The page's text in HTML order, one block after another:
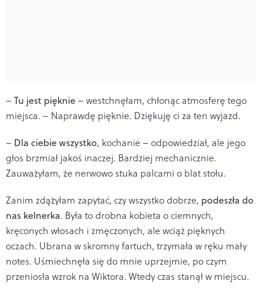
– Tu jest pięknie– westchnęłam, chłonąc atmosferę tego
miejsca. – Naprawdę pięknie. Dziękuję ci za ten wyjazd.
– Dla ciebie wszystko, kochanie – odpowiedział, ale jego
głos brzmiał jakoś inaczej. Bardziej mechanicznie.
Zauważyłam, że nerwowo stuka palcami o blat stołu.
Zanim zdążyłam zapytać, czy wszystko dobrze, podeszła do
nas kelnerka. Była to drobna kobieta o ciemnych,
kręconych włosach i zmęczonych, ale wciąż pięknych
oczach. Ubrana w skromny fartuch, trzymała w ręku mały
notes. Uśmiechnęła się do mnie uprzejmie, po czym
przeniosła wzrok na Wiktora. Wtedy czas stanął w miejscu.